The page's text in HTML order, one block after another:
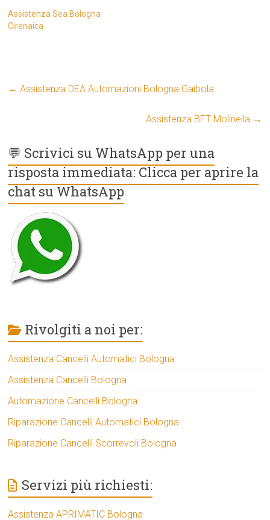
Assistenza Sea Bologna
Cirenaica
← Assistenza DEA Automazioni Bologna Gaibola
Assistenza BFT Molinella →
💬 Scrivici su WhatsApp per una
risposta immediata: Clicca per aprire la
chat su WhatsApp
Rivolgiti a noi per:
Assistenza Cancelli Automatici Bologna
Assistenza Cancelli Bologna
Automazione Cancelli Bologna
Riparazione Cancelli Automatici Bologna
Riparazione Cancelli Scorrevoli Bologna
Servizi più richiesti:
Assistenza APRIMATIC Bologna